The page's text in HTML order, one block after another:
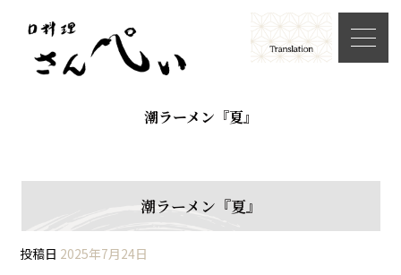
潮ラーメン『夏』
潮ラーメン『夏』
投稿日 2025年7月24日